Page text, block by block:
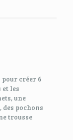
pour créer 6
et les
une
pochons
trousse